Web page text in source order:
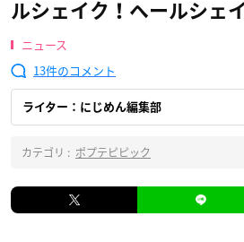
ルシェイク！ヘールシェ
ニュース
13
ライター：にじめん編集部
カテゴリ : ポプテピピック